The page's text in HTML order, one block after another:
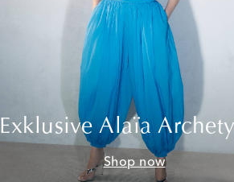
Exklusive Alaïa
Shop now